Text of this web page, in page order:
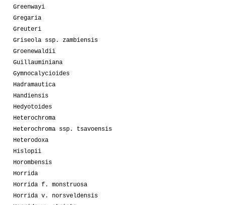
Greenwayi
Gregaria
Greuteri
Griseola ssp. zambiensis
Groenewaldii
Guillauminiana
Gymnocalycioides
Hadramautica
Handiensis
Hedyotoides
Heterochroma
Heterochroma ssp. tsavoensis
Heterodoxa
Hislopii
Horombensis
Horrida
Horrida f. monstruosa
Horrida v. norsveldensis